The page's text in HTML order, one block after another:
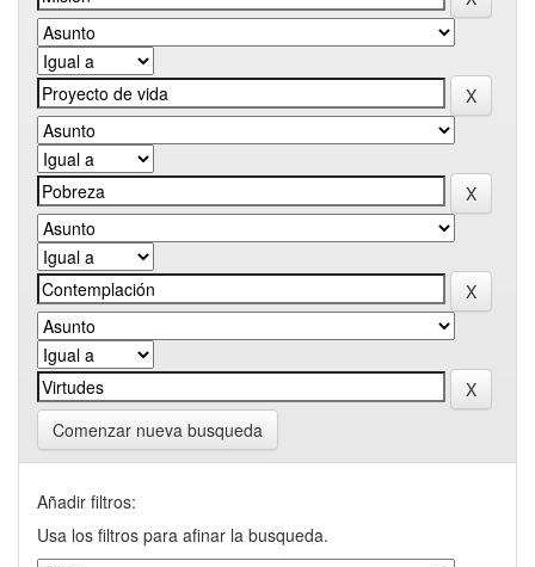
Comenzar nueva busqueda
Añadir filtros:
Usa los filtros para afinar la busqueda.